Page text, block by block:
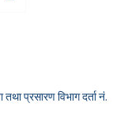
प्रसारण विभाग दर्ता नं.